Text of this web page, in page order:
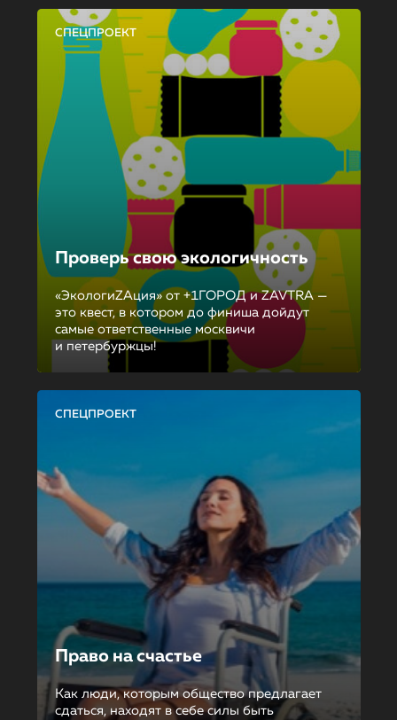
СПЕЦПРОЕКТ
Проверь свою экологичность
«ЭкологиZAция» от +1ГОРОД и ZAVTRA —
это квест, в котором до финиша дойдут
самые ответственные москвичи
и петербуржцы!
СПЕЦПРОЕКТ
Право на счастье
Как люди, которым общество предлагает
сдаться, находят в себе силы быть